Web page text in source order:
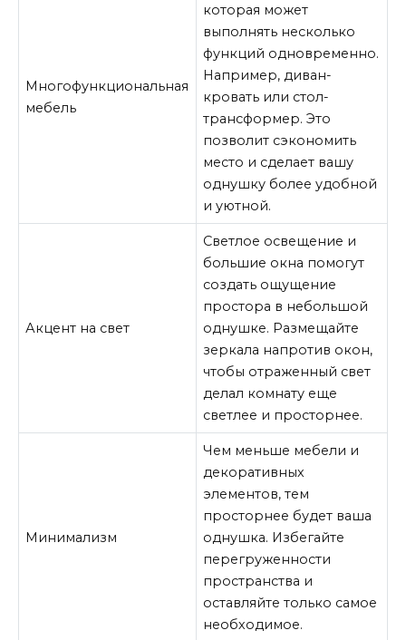
Многофункциональная
мебель
которая может
выполнять несколько
функций одновременно.
Например, диван-
кровать или стол-
трансформер. Это
позволит сэкономить
место и сделает вашу
однушку более удобной
и уютной.
Акцент на свет
Светлое освещение и
большие окна помогут
создать ощущение
простора в небольшой
однушке. Размещайте
зеркала напротив окон,
чтобы отраженный свет
делал комнату еще
светлее и просторнее.
Минимализм
Чем меньше мебели и
декоративных
элементов, тем
просторнее будет ваша
однушка. Избегайте
перегруженности
пространства и
оставляйте только самое
необходимое.